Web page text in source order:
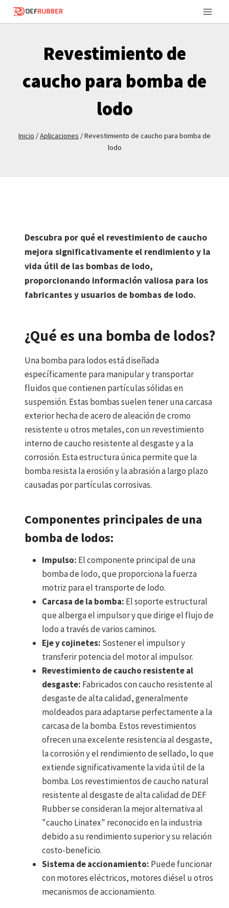
Saltar
Revestimiento de
caucho para bomba de
lodo
Inicio /Aplicaciones /Revestimiento de caucho para bomba de
lodo
Descubra por qué el revestimiento de caucho
mejora significativamente el rendimiento y la
vida útil de las bombas de lodo,
proporcionando información valiosa para los
fabricantes y usuarios de bombas de lodo.
¿Qué es una bomba de lodos?
Una bomba para lodos está diseñada
específicamente para manipular y transportar
fluidos que contienen partículas sólidas en
suspensión. Estas bombas suelen tener una carcasa
exterior hecha de acero de aleación de cromo
resistente u otros metales, con un revestimiento
interno de caucho resistente al desgaste y a la
corrosión. Esta estructura única permite que la
bomba resista la erosión y la abrasión a largo plazo
causadas por partículas corrosivas.
Componentes principales de una
bomba de lodos:
Impulso: El componente principal de una
bomba de lodo, que proporciona la fuerza
motriz para el transporte de lodo.
Carcasa de la bomba: El soporte estructural
que alberga el impulsor y que dirige el flujo de
lodo a través de varios caminos.
Eje y cojinetes: Sostener el impulsor y
transferir potencia del motor al impulsor.
Revestimiento de caucho resistente al
desgaste: Fabricados con caucho resistente al
desgaste de alta calidad, generalmente
moldeados para adaptarse perfectamente a la
carcasa de la bomba. Estos revestimientos
ofrecen una excelente resistencia al desgaste,
la corrosión y el rendimiento de sellado, lo que
extiende significativamente la vida útil de la
bomba. Los revestimientos de caucho natural
resistente al desgaste de alta calidad de DEF
Rubber se consideran la mejor alternativa al
"caucho Linatex" reconocido en la industria
debido a su rendimiento superior y su relación
costo-beneficio.
Sistema de accionamiento: Puede funcionar
con motores eléctricos, motores diésel u otros
mecanismos de accionamiento.